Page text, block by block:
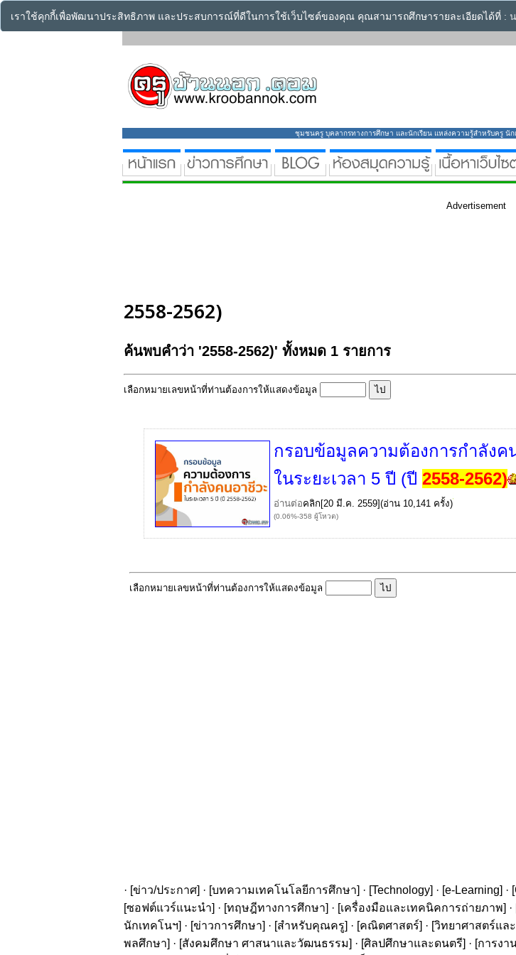
เราใช้คุกกี้เพื่อพัฒนาประสิทธิภาพ และประสบการณ์ที่ดีในการใช้เว็บไซต์ของคุณ คุณสามารถศึกษารายละเอียดได้ที่ :
ชุมชนครู บุคลากรทางการศึกษา และนักเรียน แหล่งความรู้สำหรับครู นั
Advertisement
2558-2562)
ค้นพบคำว่า '2558-2562)' ทั้งหมด 1 รายการ
เลือกหมายเลขหน้าที่ท่านต้องการให้แสดงข้อมูล
กรอบข้อมูลความต้องการกำลังค
ในระยะเวลา 5 ปี (ปี2558-2562)
อ่านต่อคลิก[20 มี.ค. 2559](อ่าน 10,141 ครั้ง)
(0.06%-358 ผู้โหวต)
เลือกหมายเลขหน้าที่ท่านต้องการให้แสดงข้อมูล
· [ข่าว/ประกาศ] · [บทความเทคโนโลยีการศึกษา] · [Technology] · [e-Learning] · [
[ซอฟต์แวร์แนะนำ] · [ทฤษฎีทางการศึกษา] · [เครื่องมือและเทคนิคการถ่ายภาพ] ·
นักเทคโนฯ] · [ข่าวการศึกษา] · [สำหรับคุณครู] · [คณิตศาสตร์] · [วิทยาศาสตร์แล
พลศึกษา] · [สังคมศึกษา ศาสนาและวัฒนธรรม] · [ศิลปศึกษาและดนตรี] · [การงา